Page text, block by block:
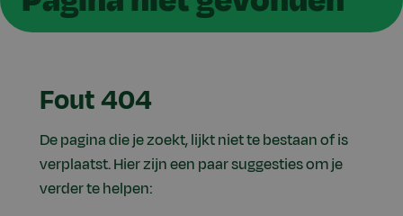
Fout 404
De pagina die je zoekt, lijkt niet te bestaan of is
verplaatst. Hier zijn een paar suggesties om je
verder te helpen: